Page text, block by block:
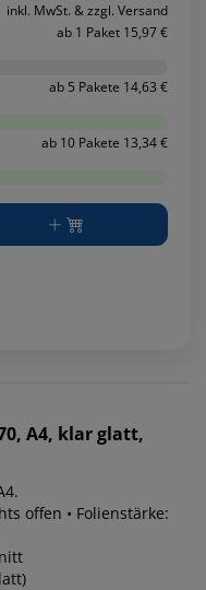
inkl. MwSt. & zzgl. Versand
ab 1 Paket 15,97 €
ab 5 Pakete 14,63 €
ab 10 Pakete 13,34 €
A4, klar glatt,
offen • Folienstärke: